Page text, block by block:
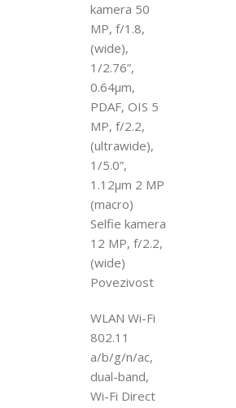
kamera 50
MP, f/1.8,
(wide),
1/2.76”,
0.64µm,
PDAF, OIS 5
MP, f/2.2,
(ultrawide),
1/5.0”,
1.12µm 2 MP
(macro)
Selfie kamera
12 MP, f/2.2,
(wide)
Povezivost
WLAN Wi-Fi
802.11
a/b/g/n/ac,
dual-band,
Wi-Fi Direct